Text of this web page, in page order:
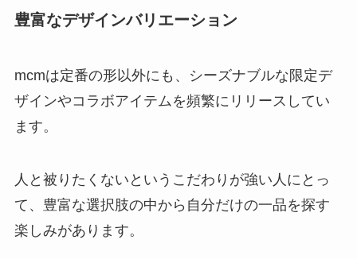
豊富なデザインバリエーション
mcmは定番の形以外にも、シーズナブルな限定デ
ザインやコラボアイテムを頻繁にリリースしてい
ます。
人と被りたくないというこだわりが強い人にとっ
て、豊富な選択肢の中から自分だけの一品を探す
楽しみがあります。